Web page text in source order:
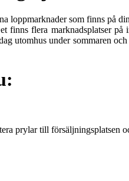
loppmarknader som finns på
finns flera marknadsplatser
utomhus under sommaren
prylar till försäljningsplatsen